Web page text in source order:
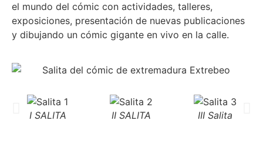
el mundo del cómic con actividades, talleres,
exposiciones, presentación de nuevas publicaciones
y dibujando un cómic gigante en vivo en la calle.
I SALITA II SALITA III Salita